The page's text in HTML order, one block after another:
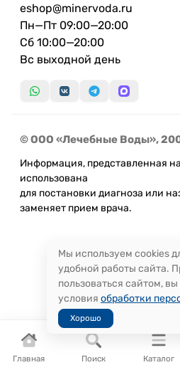
Главная Поиск Каталог
eshop@minervoda.ru
Пн—Пт 09:00—20:00
Сб 10:00—20:00
Вс выходной день
© ООО «Лечебные Воды»,
Информация, представленная
использована
для постановки диагноза или
заменяет прием врача.
Мы используем cookies
удобной работы сайта.
пользоваться сайтом,
условия обработки
Хорошо